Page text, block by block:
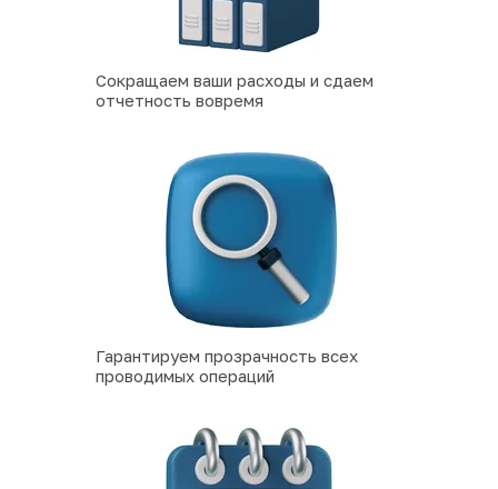
Сокращаем ваши расходы и сдаем
отчетность вовремя
Гарантируем прозрачность всех
проводимых операций